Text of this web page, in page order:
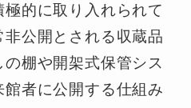
的に取り入れられて
公開とされる収蔵品
棚や開架式保管シス
者に公開する仕組み